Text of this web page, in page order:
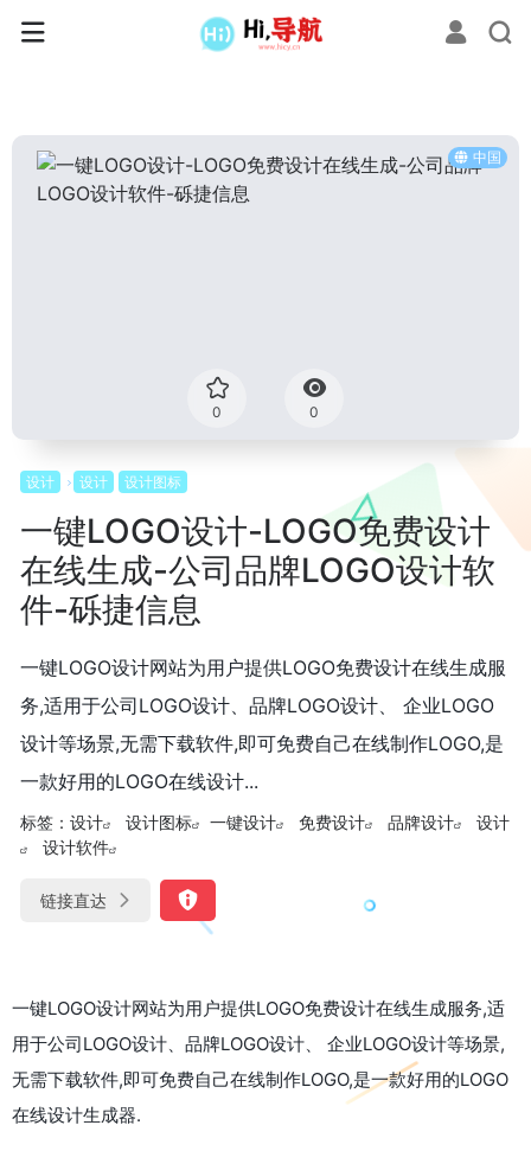
中国
0 0
设计 设计 设计图标
一键LOGO设计-LOGO免费设计
在线生成-公司品牌LOGO设计软
件-砾捷信息
一键LOGO设计网站为用户提供LOGO免费设计在线生成服
务,适用于公司LOGO设计、品牌LOGO设计、 企业LOGO
设计等场景,无需下载软件,即可免费自己在线制作LOGO,是
一款好用的LOGO在线设计...
标签： 设计 设计图标 一键设计 免费设计 品牌设计
设计
设计软件
链接直达
一键LOGO设计网站为用户提供LOGO免费设计在线生成服务,适
用于公司LOGO设计、品牌LOGO设计、 企业LOGO设计等场景,
无需下载软件,即可免费自己在线制作LOGO,是一款好用的LOGO
在线设计生成器.